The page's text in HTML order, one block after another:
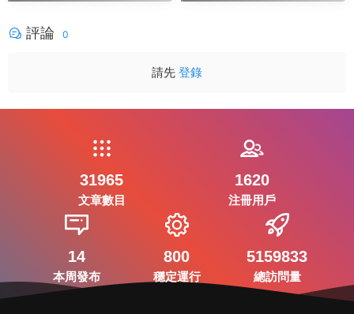
評論 0
請先 登錄
31965
文章數目
1620
注冊用戶
14
本周發布
800
穩定運行
5159833
總訪問量